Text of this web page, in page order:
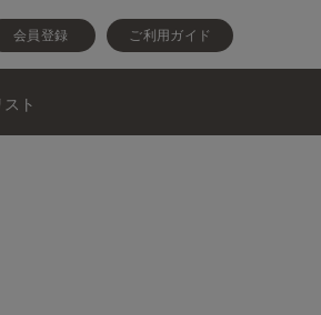
会員登録 ご利用ガイド
ト